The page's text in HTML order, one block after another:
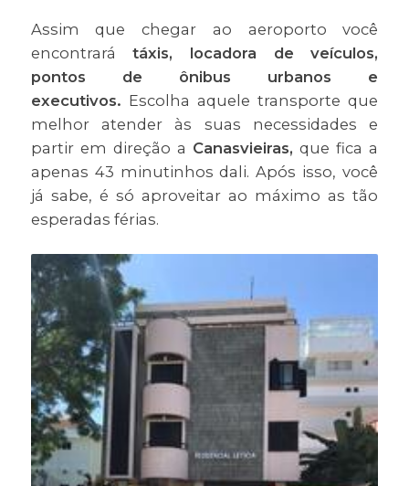
Assim que chegar ao aeroporto você
encontrará táxis, locadora de veículos,
pontos de ônibus urbanos e
executivos. Escolha aquele transporte que
melhor atender às suas necessidades e
partir em direção a Canasvieiras, que fica a
apenas 43 minutinhos dali. Após isso, você
já sabe, é só aproveitar ao máximo as tão
esperadas férias.